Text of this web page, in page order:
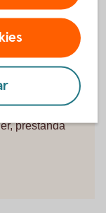
du först
prestanda